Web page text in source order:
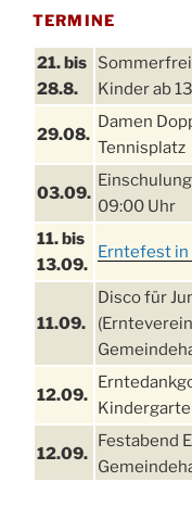
TERMINE
21. bis
28.8.
Kinder ab
29.08.
Damen
Tennisplatz
03.09.
09:00 Uhr
11. bis
13.09.
Erntefest
11.09.
Disco für
12.09.
12.09.
Festabend